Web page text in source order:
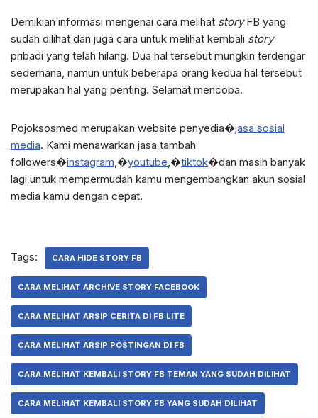
Demikian informasi mengenai cara melihat storyFB yang
sudah dilihat dan juga cara untuk melihat kembali story
pribadi yang telah hilang. Dua hal tersebut mungkin terdengar
sederhana, namun untuk beberapa orang kedua hal tersebut
merupakan hal yang penting. Selamat mencoba.
Pojoksosmed merupakan website penyedia�jasa sosial
media. Kami menawarkan jasa tambah
followers�instagram,�youtube,�tiktok�dan masih banyak
lagi untuk mempermudah kamu mengembangkan akun sosial
media kamu dengan cepat.
Tags: CARA HIDE STORY FB
CARA MELIHAT ARCHIVE STORY FACEBOOK
CARA MELIHAT ARSIP CERITA DI FB LITE
CARA MELIHAT ARSIP POSTINGAN DI FB
CARA MELIHAT KEMBALI STORY FB TEMAN YANG SUDAH DILIHAT
CARA MELIHAT KEMBALI STORY FB YANG SUDAH DILIHAT